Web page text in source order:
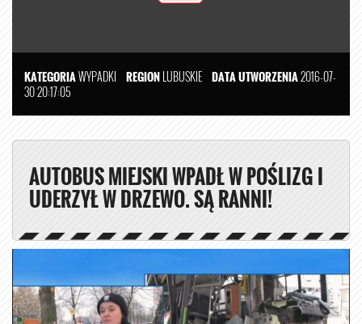
KATEGORIAWYPADKI REGIONLUBUSKIE DATA UTWORZENIA2016-07-
30 20:17:05
AUTOBUS MIEJSKI WPADŁ W POŚLIZG I
UDERZYŁ W DRZEWO. SĄ RANNI!